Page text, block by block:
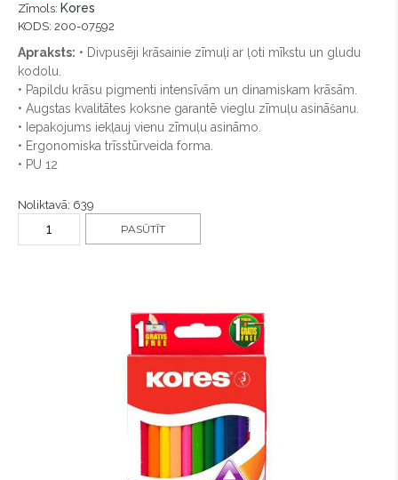
Zīmols: Kores
KODS: 200-07592
Apraksts: • Divpusēji krāsainie zīmuļi ar ļoti mīkstu un gludu
kodolu.
• Papildu krāsu pigmenti intensīvām un dinamiskam krāsām.
• Augstas kvalitātes koksne garantē vieglu zīmuļu asināšanu.
• Iepakojums iekļauj vienu zīmuļu asināmo.
• Ergonomiska trīsstūrveida forma.
• PU 12
Noliktavā: 639
PASŪTĪT